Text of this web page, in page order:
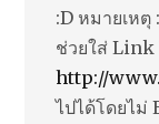
:D หมายเห
ช่วยใส่ Link
http://
ไปได้โดยไ